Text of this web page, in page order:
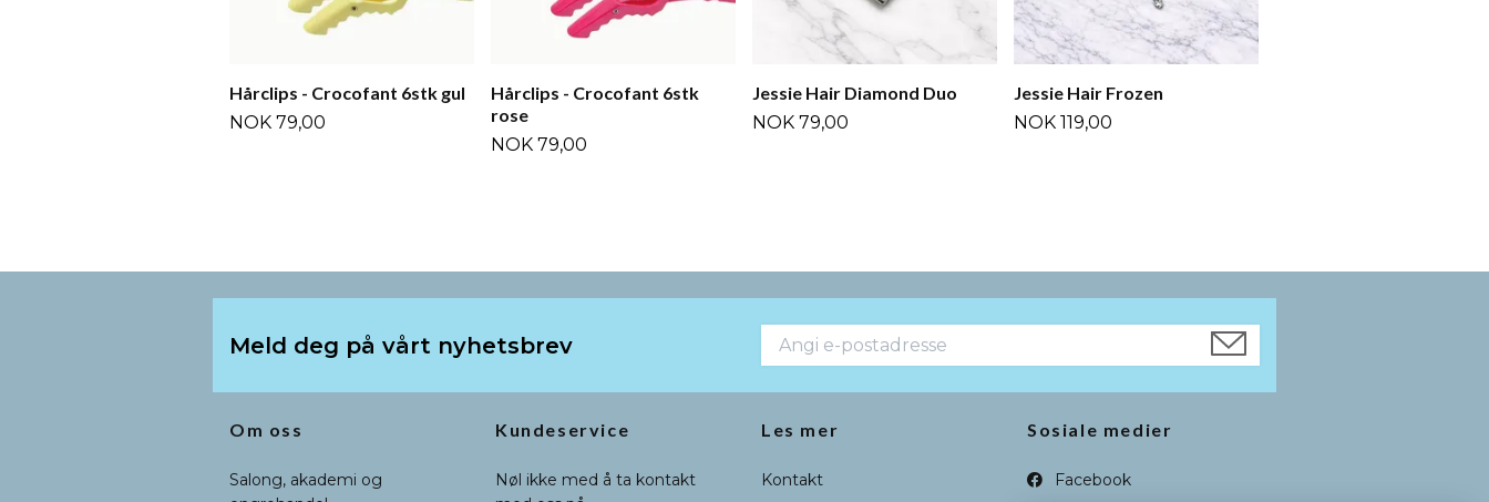
Hårclips - Crocofant 6stk gul
NOK 79,00
Hårclips - Crocofant 6stk
rose
NOK 79,00
Jessie Hair Diamond Duo
NOK 79,00
Jessie Hair Frozen
NOK 119,00
Meld deg på vårt nyhetsbrev
Om oss
Salong, akademi og
Kundeservice
Nøl ikke med å ta kontakt
Les mer
Kontakt
Sosiale medier
Facebook